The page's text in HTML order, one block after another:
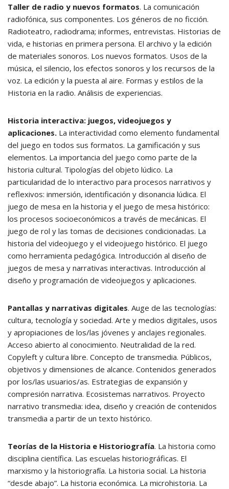
Taller de radio y nuevos formatos. La comunicación
radiofónica, sus componentes. Los géneros de no ficción.
Radioteatro, radiodrama; informes, entrevistas. Historias de
vida, e historias en primera persona. El archivo y la edición
de materiales sonoros. Los nuevos formatos. Usos de la
música, el silencio, los efectos sonoros y los recursos de la
voz. La edición y la puesta al aire. Formas y estilos de la
Historia en la radio. Análisis de experiencias.
Historia interactiva: juegos, videojuegos y
aplicaciones. La interactividad como elemento fundamental
del juego en todos sus formatos. La gamificación y sus
elementos. La importancia del juego como parte de la
historia cultural. Tipologías del objeto lúdico. La
particularidad de lo interactivo para procesos narrativos y
reflexivos: inmersión, identificación y disonancia lúdica. El
juego de mesa en la historia y el juego de mesa histórico:
los procesos socioeconómicos a través de mecánicas. El
juego de rol y las tomas de decisiones condicionadas. La
historia del videojuego y el videojuego histórico. El juego
como herramienta pedagógica. Introducción al diseño de
juegos de mesa y narrativas interactivas. Introducción al
diseño y programación de videojuegos y aplicaciones.
Pantallas y narrativas digitales. Auge de las tecnologías:
cultura, tecnología y sociedad. Arte y medios digitales, usos
y apropiaciones de los/las jóvenes y anclajes regionales.
Acceso abierto al conocimiento. Neutralidad de la red.
Copyleft y cultura libre. Concepto de transmedia. Públicos,
objetivos y dimensiones de alcance. Contenidos generados
por los/las usuarios/as. Estrategias de expansión y
compresión narrativa. Ecosistemas narrativos. Proyecto
narrativo transmedia: idea, diseño y creación de contenidos
transmedia a partir de un texto histórico.
Teorías de la Historia e Historiografía. La historia como
disciplina científica. Las escuelas historiográficas. El
marxismo y la historiografía. La historia social. La historia
“desde abajo”. La historia económica. La microhistoria. La